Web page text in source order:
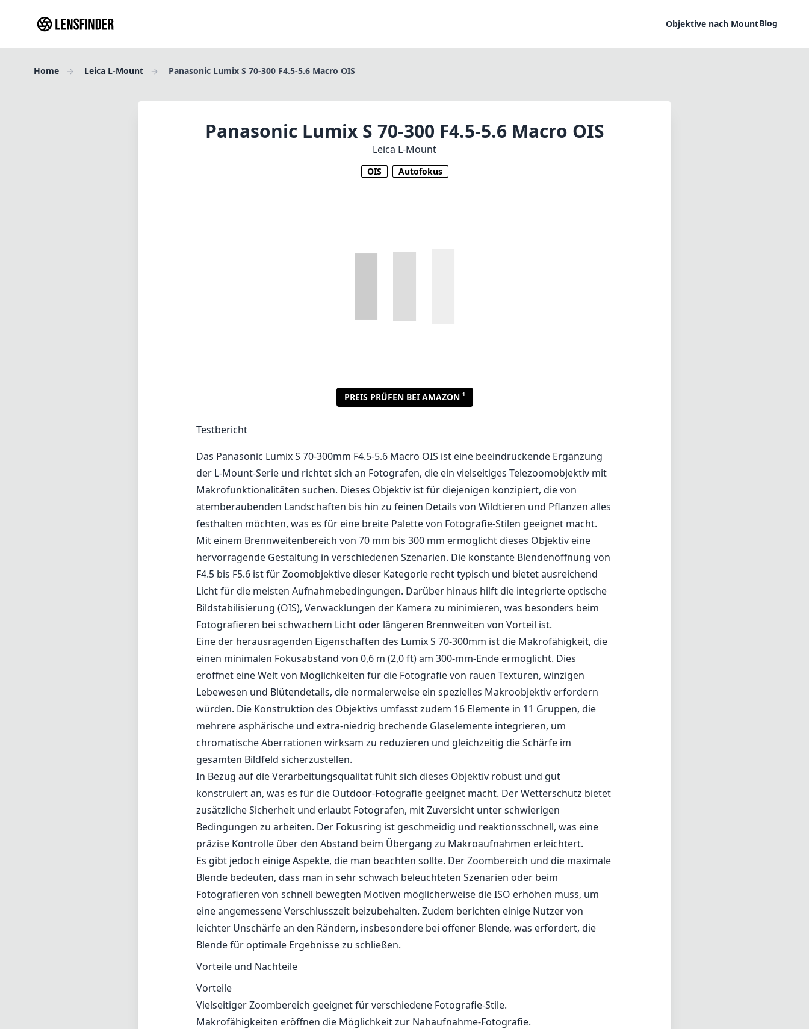
Objektive nach MountBlog
Home Leica L-Mount Panasonic Lumix S 70-300 F4.5-5.6 Macro OIS
Panasonic Lumix S 70-300 F4.5-5.6 Macro OIS
Leica L-Mount
OIS Autofokus
PREIS PRÜFEN BEI AMAZON 1
Testbericht
Das Panasonic Lumix S 70-300mm F4.5-5.6 Macro OIS ist eine beeindruckende Ergänzung
der L-Mount-Serie und richtet sich an Fotografen, die ein vielseitiges Telezoomobjektiv mit
Makrofunktionalitäten suchen. Dieses Objektiv ist für diejenigen konzipiert, die von
atemberaubenden Landschaften bis hin zu feinen Details von Wildtieren und Pflanzen alles
festhalten möchten, was es für eine breite Palette von Fotografie-Stilen geeignet macht.
Mit einem Brennweitenbereich von 70 mm bis 300 mm ermöglicht dieses Objektiv eine
hervorragende Gestaltung in verschiedenen Szenarien. Die konstante Blendenöffnung von
F4.5 bis F5.6 ist für Zoomobjektive dieser Kategorie recht typisch und bietet ausreichend
Licht für die meisten Aufnahmebedingungen. Darüber hinaus hilft die integrierte optische
Bildstabilisierung (OIS), Verwacklungen der Kamera zu minimieren, was besonders beim
Fotografieren bei schwachem Licht oder längeren Brennweiten von Vorteil ist.
Eine der herausragenden Eigenschaften des Lumix S 70-300mm ist die Makrofähigkeit, die
einen minimalen Fokusabstand von 0,6 m (2,0 ft) am 300-mm-Ende ermöglicht. Dies
eröffnet eine Welt von Möglichkeiten für die Fotografie von rauen Texturen, winzigen
Lebewesen und Blütendetails, die normalerweise ein spezielles Makroobjektiv erfordern
würden. Die Konstruktion des Objektivs umfasst zudem 16 Elemente in 11 Gruppen, die
mehrere asphärische und extra-niedrig brechende Glaselemente integrieren, um
chromatische Aberrationen wirksam zu reduzieren und gleichzeitig die Schärfe im
gesamten Bildfeld sicherzustellen.
In Bezug auf die Verarbeitungsqualität fühlt sich dieses Objektiv robust und gut
konstruiert an, was es für die Outdoor-Fotografie geeignet macht. Der Wetterschutz bietet
zusätzliche Sicherheit und erlaubt Fotografen, mit Zuversicht unter schwierigen
Bedingungen zu arbeiten. Der Fokusring ist geschmeidig und reaktionsschnell, was eine
präzise Kontrolle über den Abstand beim Übergang zu Makroaufnahmen erleichtert.
Es gibt jedoch einige Aspekte, die man beachten sollte. Der Zoombereich und die maximale
Blende bedeuten, dass man in sehr schwach beleuchteten Szenarien oder beim
Fotografieren von schnell bewegten Motiven möglicherweise die ISO erhöhen muss, um
eine angemessene Verschlusszeit beizubehalten. Zudem berichten einige Nutzer von
leichter Unschärfe an den Rändern, insbesondere bei offener Blende, was erfordert, die
Blende für optimale Ergebnisse zu schließen.
Vorteile und Nachteile
Vorteile
Vielseitiger Zoombereich geeignet für verschiedene Fotografie-Stile.
Makrofähigkeiten eröffnen die Möglichkeit zur Nahaufnahme-Fotografie.